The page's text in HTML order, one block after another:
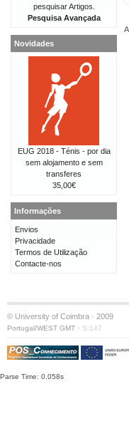
pesquisar Artigos.
Pesquisa Avançada
Novidades
EUG 2018 - Ténis - por dia
sem alojamento e sem
transferes
35,00€
Informações
Envios
Privacidade
Termos de Utilização
Contacte-nos
© University of Coimbra · 2009
Portugal/WEST GMT · S:147
Parse Time: 0.058s